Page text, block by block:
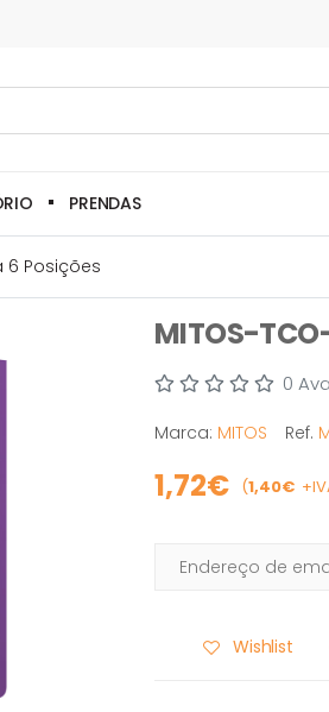
PRENDAS
6 Posições
MITOS-
0
Marca: MITOS Ref.
1,72€ (1,40€
Wishlist